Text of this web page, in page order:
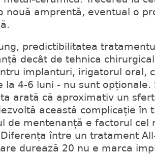
nouă amprentă, eventual o
predictibilitatea
decât de tehnica
implanturi, irigatorul oral,
la 4-6 luni - nu sunt opționale.
arată că aproximativ un
această complicație în
de mentenanță e factorul cel
între un tratament
durează 20 nu e marca